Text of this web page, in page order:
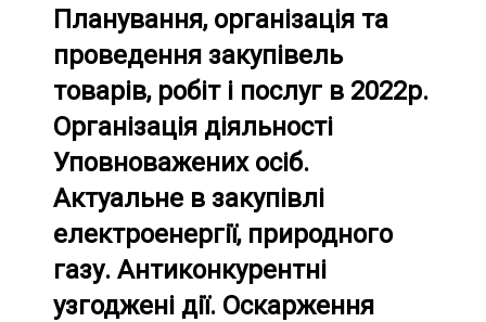
Планування, організація та
проведення закупівель
товарів, робіт і послуг в 2022р.
Організація діяльності
Уповноважених осіб.
Актуальне в закупівлі
електроенергії, природного
газу. Антиконкурентні
узгоджені дії. Оскарження